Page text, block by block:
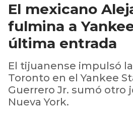
El mexicano
fulmina a
última entrada
El tijuanense impulsó
Toronto en el Yankee
Guerrero Jr. sumó otro
Nueva York.